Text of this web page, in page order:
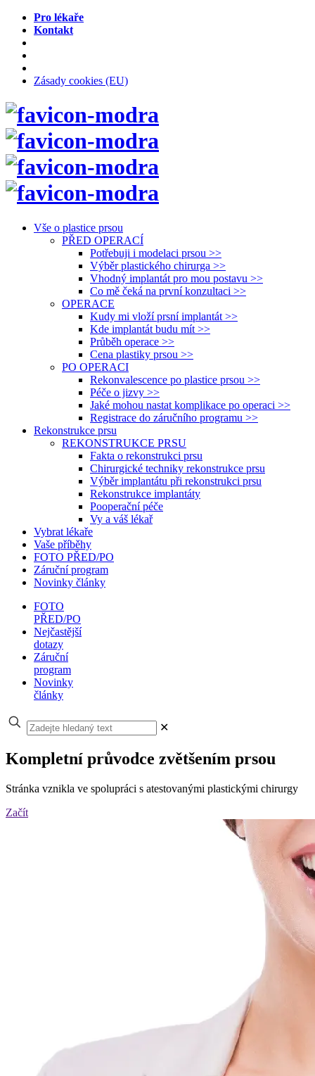
Pro lékaře
Kontakt
Zásady cookies (EU)
Vše o plastice prsou
PŘED OPERACÍ
Potřebuji i modelaci prsou >>
Výběr plastického chirurga >>
Vhodný implantát pro mou postavu >>
Co mě čeká na první konzultaci >>
OPERACE
Kudy mi vloží prsní implantát >>
Kde implantát budu mít >>
Průběh operace >>
Cena plastiky prsou >>
PO OPERACI
Rekonvalescence po plastice prsou >>
Péče o jizvy >>
Jaké mohou nastat komplikace po operaci >>
Registrace do záručního programu >>
Rekonstrukce prsu
REKONSTRUKCE PRSU
Fakta o rekonstrukci prsu
Chirurgické techniky rekonstrukce prsu
Výběr implantátu při rekonstrukci prsu
Rekonstrukce implantáty
Pooperační péče
Vy a váš lékař
Vybrat lékaře
Vaše příběhy
FOTO PŘED/PO
Záruční program
Novinky články
FOTO
PŘED/PO
Nejčastější
dotazy
Záruční
program
Novinky
články
✕
Kompletní průvodce zvětšením prsou
Stránka vznikla ve spolupráci s atestovanými plastickými chirurgy
Začít